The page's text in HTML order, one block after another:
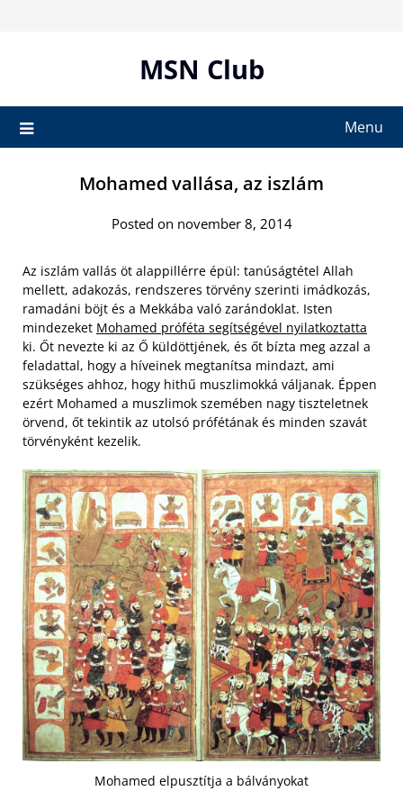
MSN Club
Menu
Mohamed vallása, az iszlám
Posted on november 8, 2014
Az iszlám vallás öt alappillérre épül: tanúságtétel Allah
mellett, adakozás, rendszeres törvény szerinti imádkozás,
ramadáni böjt és a Mekkába való zarándoklat. Isten
mindezeket Mohamed próféta segítségével nyilatkoztatta
ki. Őt nevezte ki az Ő küldöttjének, és őt bízta meg azzal a
feladattal, hogy a híveinek megtanítsa mindazt, ami
szükséges ahhoz, hogy hithű muszlimokká váljanak. Éppen
ezért Mohamed a muszlimok szemében nagy tiszteletnek
örvend, őt tekintik az utolsó prófétának és minden szavát
törvényként kezelik.
Mohamed elpusztítja a bálványokat